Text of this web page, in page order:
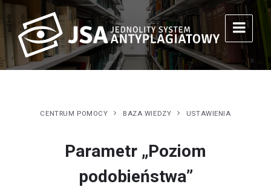
CENTRUM POMOCY BAZA WIEDZY USTAWIENIA
Parametr „Poziom
podobieństwa”